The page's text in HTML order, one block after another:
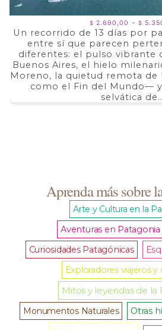
$ 2.690,00 - $
Un recorrido de 13 días por
entre sí que parecen
diferentes: el pulso vibrante
Buenos Aires, el hielo
Moreno, la quietud remota de
como el Fin del Mundo—
selvática
Aprenda más sobre
Arte y Cultura en la
Aventuras en Patagonia
Curiosidades Patagónicas
Exploradores viajeros y
Mitos y leyendas de la
Monumentos Naturales Otras